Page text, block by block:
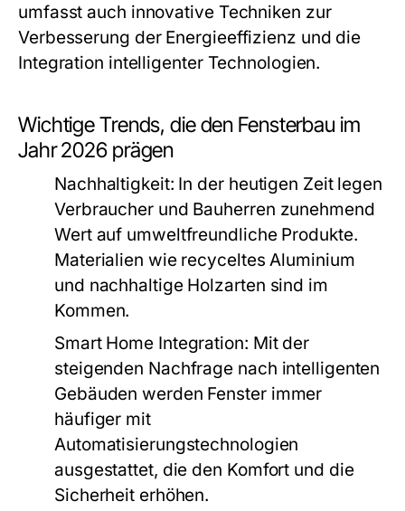
umfasst auch innovative Techniken zur
Verbesserung der Energieeffizienz und die
Integration intelligenter Technologien.
Wichtige Trends, die den Fensterbau im
Jahr 2026 prägen
Nachhaltigkeit: In der heutigen Zeit legen
Verbraucher und Bauherren zunehmend
Wert auf umweltfreundliche Produkte.
Materialien wie recyceltes Aluminium
und nachhaltige Holzarten sind im
Kommen.
Smart Home Integration: Mit der
steigenden Nachfrage nach intelligenten
Gebäuden werden Fenster immer
häufiger mit
Automatisierungstechnologien
ausgestattet, die den Komfort und die
Sicherheit erhöhen.